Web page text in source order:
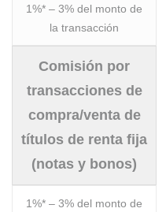
1%* – 3% del monto de
la transacción
Comisión por
transacciones de
compra/venta de
títulos de renta fija
(notas y bonos)
1%* – 3% del monto de